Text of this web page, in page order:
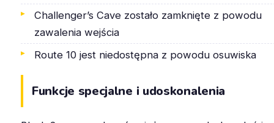
Challenger’s Cave zostało zamknięte z powodu
zawalenia wejścia
Route 10 jest niedostępna z powodu osuwiska
Funkcje specjalne i udoskonalenia